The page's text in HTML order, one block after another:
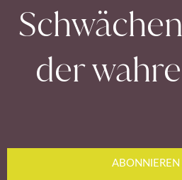
der
ABONNIEREN